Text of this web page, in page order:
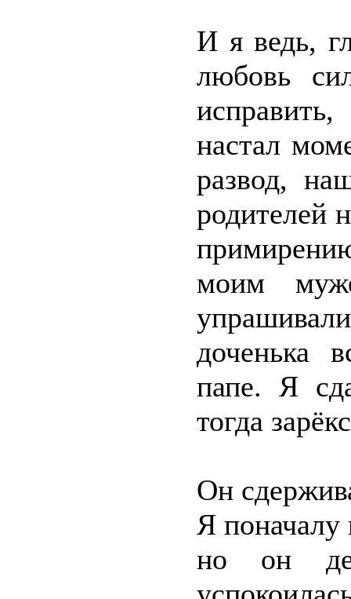
И я ведь,
любовь
настал
развод,
родителей
моим
доченька
папе. Я
тогда
Он
Я поначалу
но он